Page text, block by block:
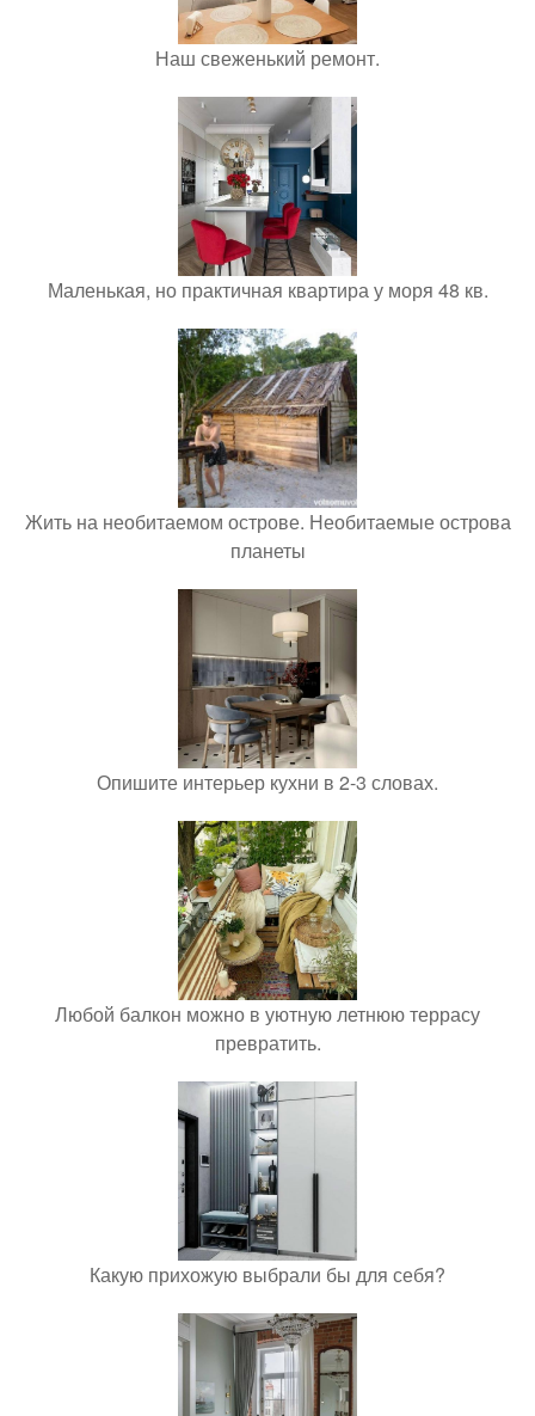
Наш свеженький ремонт.
Маленькая, но практичная квартира у моря 48 кв.
Жить на необитаемом острове. Необитаемые острова
планеты
Опишите интерьер кухни в 2-3 словах.
Любой балкон можно в уютную летнюю террасу
превратить.
Какую прихожую выбрали бы для себя?